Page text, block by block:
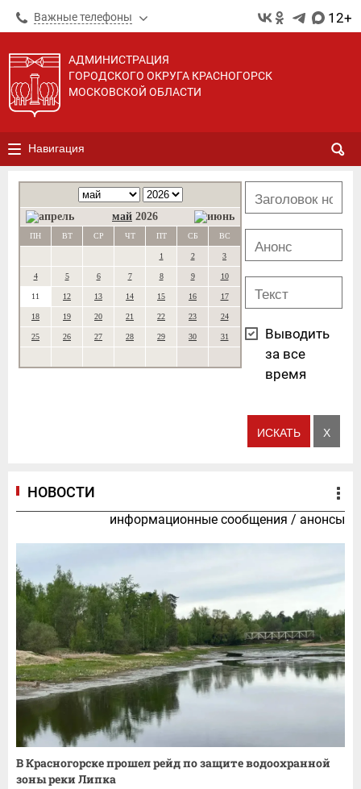
Важные телефоны 12+
АДМИНИСТРАЦИЯ
ГОРОДСКОГО ОКРУГА КРАСНОГОРСК
МОСКОВСКОЙ ОБЛАСТИ
Навигация
май 2026
ПН ВТ СР ЧТ ПТ СБ ВС
1 2 3
4 5 6 7 8 9 10
11 12 13 14 15 16 17
18 19 20 21 22 23 24
25 26 27 28 29 30 31
Выводить
за все
время
НОВОСТИ
информационные сообщения / анонсы
В Красногорске прошел рейд по защите водоохранной
зоны реки Липка